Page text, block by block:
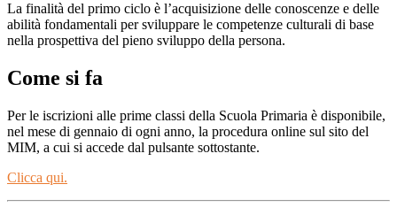
La finalità del primo ciclo è l’acquisizione delle conoscenze e delle
abilità fondamentali per sviluppare le competenze culturali di base
nella prospettiva del pieno sviluppo della persona.
Come si fa
Per le iscrizioni alle prime classi della Scuola Primaria è disponibile,
nel mese di gennaio di ogni anno, la procedura online sul sito del
MIM, a cui si accede dal pulsante sottostante.
Clicca qui.